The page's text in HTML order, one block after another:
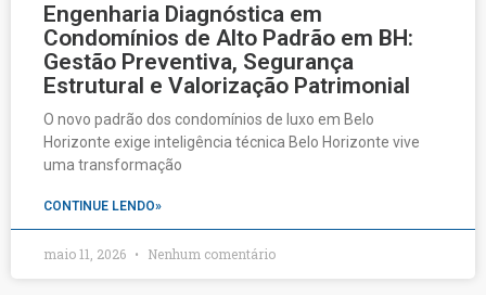
Engenharia Diagnóstica em
Condomínios de Alto Padrão em BH:
Gestão Preventiva, Segurança
Estrutural e Valorização Patrimonial
O novo padrão dos condomínios de luxo em Belo
Horizonte exige inteligência técnica Belo Horizonte vive
uma transformação
CONTINUE LENDO»
maio 11, 2026 Nenhum comentário